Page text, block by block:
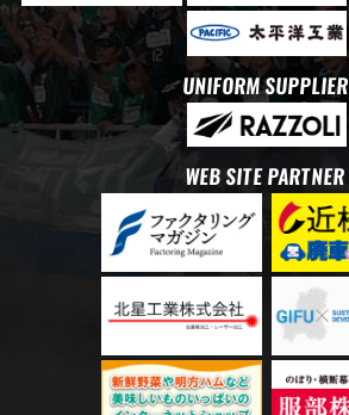
UNIFORM SUPPLIER
WEB SITE PARTNER